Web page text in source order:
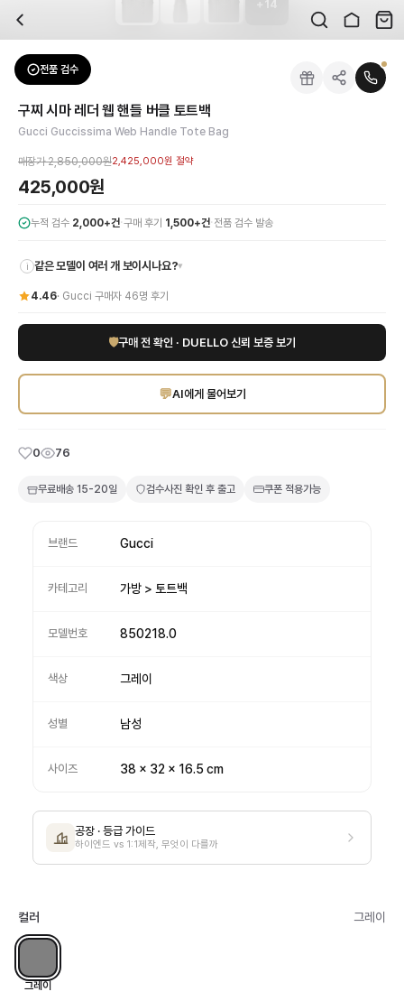
배송은 얼마나 걸리나요?
검수는 어떻게 진행되나요? 검수 사진을 받을 수 있나요?
전문 스태프가 실물 상품을 직접 확인한 후 검수 사진을 제공합니다. 가죽 재질,
교환이나 반품이 가능한가요?
수령 후 7일 이내 신청하시면 상품 하자, 사이즈 불일치, 고객 변심 모두 교환·반
네, 쿠폰과 적립금을 결제 시 함께 사용하실 수 있습니다. 적립금은 1,000원 이상
브랜드:
성별:남성
색상:그레이
가격:425,000원
시대를 초월한 럭셔리를 상징하는 구찌(Gucci)의 마스터피스, 구찌 시마 레더 웹
을 DUELLO에서 만나보세요. 고퀄리
14
전품 검수
Gucci토트백
구찌 시마 레더 웹 핸들 버클 토트백
Gucci Guccissima Web Handle Tote Bag
매장가2,850,000원2,425,000원 절약
425,000원
누적 검수 2,000+건·구매 후기 1,500+건· 전품 검수 발송
i 같은 모델이 여러 개 보이시나요?▾
4.46· Gucci 구매자 46명 후기
🛡구매 전 확인 · DUELLO 신뢰 보증 보기
💬AI에게 물어보기
0 76
무료배송 15-20일 검수사진 확인 후 출고 쿠폰 적용가능
브랜드 Gucci
카테고리 가방 > 토트백
모델번호 850218.0
색상 그레이
성별 남성
사이즈 38 x 32 x 16.5 cm
공장 · 등급 가이드
하이엔드 vs 1:1제작, 무엇이 다를까
컬러 그레이
그레이